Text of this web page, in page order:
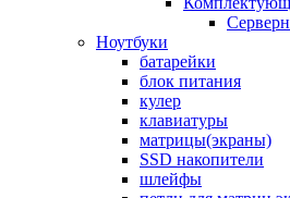
Ноутбуки
батарейки
блок питания
кулер
клавиатуры
матрицы(экраны)
SSD накопители
шлейфы